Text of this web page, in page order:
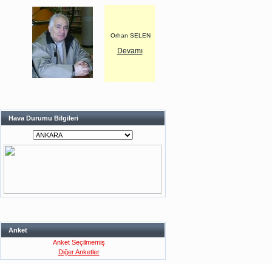
Orhan SELEN
Devamı
Hava Durumu Bilgileri
Anket
Anket Seçilmemiş
Diğer Anketler